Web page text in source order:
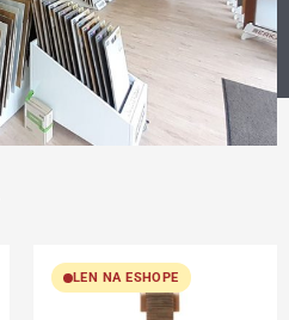
LEN NA ESHOPE